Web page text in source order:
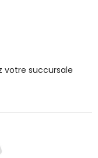
votre succursale